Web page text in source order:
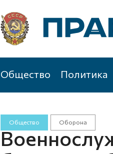
Общество Политика
Общество Оборона